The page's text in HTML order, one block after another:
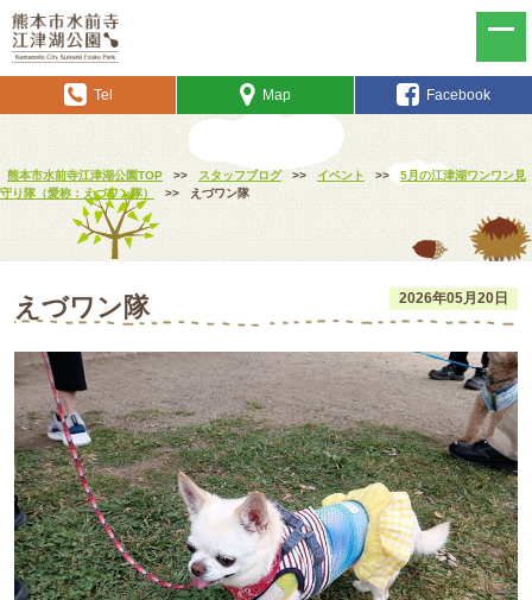
Tel Map Facebook
熊本市水前寺江津湖公園TOP >> スタッフブログ >> イベント >>
5月の江津湖ワンワン見
守り隊（愛称：えづワン隊）
>> えづワン隊
2026年05月20日
えづワン隊